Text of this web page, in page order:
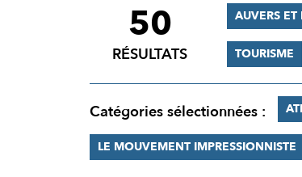
FILTRER
RÉSULTATS
50
RÉSULTATS
AUVERS ET
TOURISME
Catégories sélectionnées :
LE MOUVEMENT IMPRESSIONNISTE